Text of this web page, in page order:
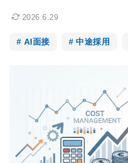
2026.6.29
AI面接 中途採用